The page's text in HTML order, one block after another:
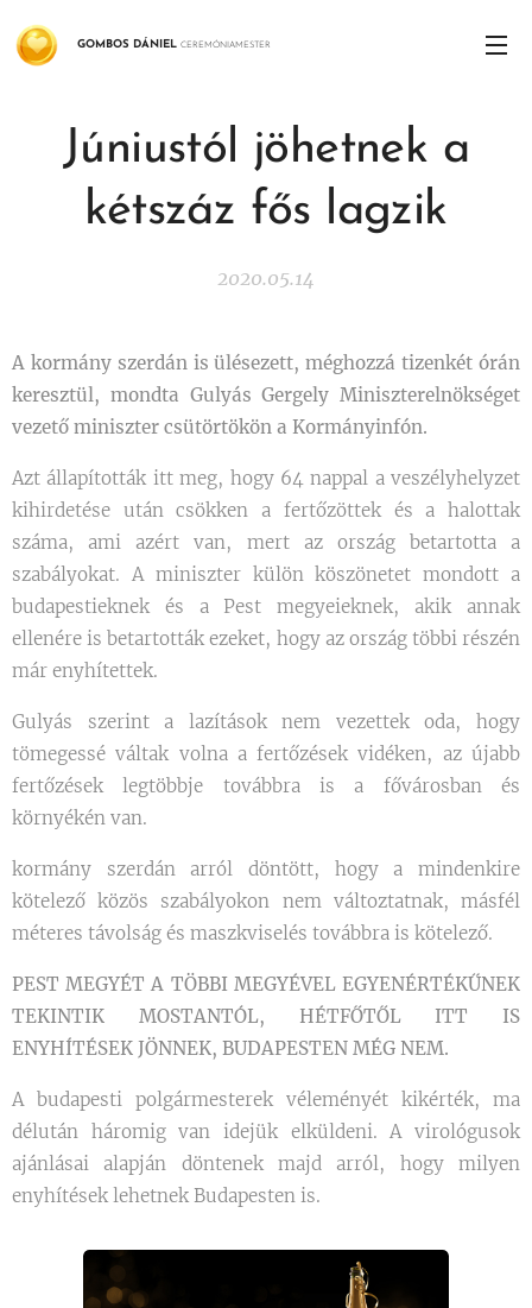
GOMBOS DÁNIEL CEREMÓNIAMESTER
Júniustól jöhetnek a
kétszáz fős lagzik
2020.05.14
A kormány szerdán is ülésezett, méghozzá tizenkét órán
keresztül, mondta Gulyás Gergely Miniszterelnökséget
vezető miniszter csütörtökön a Kormányinfón.
Azt állapították itt meg, hogy 64 nappal a veszélyhelyzet
kihirdetése után csökken a fertőzöttek és a halottak
száma, ami azért van, mert az ország betartotta a
szabályokat. A miniszter külön köszönetet mondott a
budapestieknek és a Pest megyeieknek, akik annak
ellenére is betartották ezeket, hogy az ország többi részén
már enyhítettek.
Gulyás szerint a lazítások nem vezettek oda, hogy
tömegessé váltak volna a fertőzések vidéken, az újabb
fertőzések legtöbbje továbbra is a fővárosban és
környékén van.
kormány szerdán arról döntött, hogy a mindenkire
kötelező közös szabályokon nem változtatnak, másfél
méteres távolság és maszkviselés továbbra is kötelező.
PEST MEGYÉT A TÖBBI MEGYÉVEL EGYENÉRTÉKŰNEK
TEKINTIK MOSTANTÓL, HÉTFŐTŐL ITT IS
ENYHÍTÉSEK JÖNNEK, BUDAPESTEN MÉG NEM.
A budapesti polgármesterek véleményét kikérték, ma
délután háromig van idejük elküldeni. A virológusok
ajánlásai alapján döntenek majd arról, hogy milyen
enyhítések lehetnek Budapesten is.